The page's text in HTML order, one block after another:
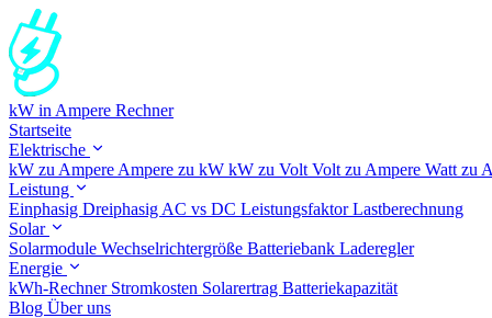
kW in Ampere Rechner
Startseite
Elektrische
kW zu Ampere Ampere zu kW kW zu Volt Volt zu Ampere Watt zu
Leistung
Einphasig Dreiphasig AC vs DC LeistungsfaktorLastberechnung
Solar
Solarmodule Wechselrichtergröße Batteriebank Laderegler
Energie
kWh-Rechner Stromkosten Solarertrag Batteriekapazität
Blog Über uns